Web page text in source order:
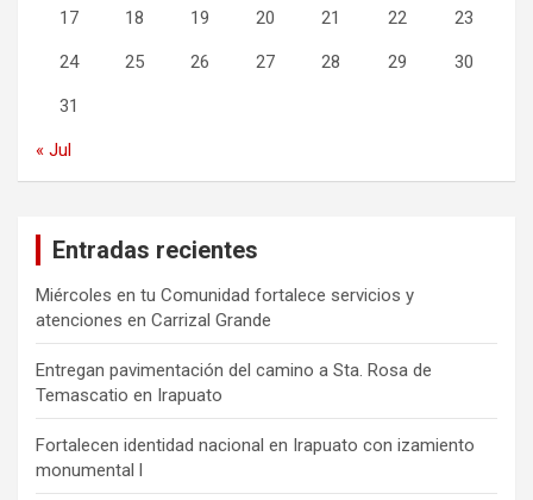
17 18 19 20 21 22 23
24 25 26 27 28 29 30
31
« Jul
Entradas recientes
Miércoles en tu Comunidad fortalece servicios y
atenciones en Carrizal Grande
Entregan pavimentación del camino a Sta. Rosa de
Temascatio en Irapuato
Fortalecen identidad nacional en Irapuato con izamiento
monumental l